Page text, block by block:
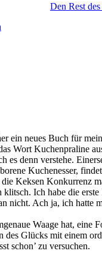
Den Rest
ein neues Buch für
Wort Kuchenpraline
denn verstehe.
Kuchenesser,
Keksen Konkurrenz
Ich habe die
nicht. Ach ja, ich
Waage hat,
Glücks mit einem
schon’ zu versuchen.